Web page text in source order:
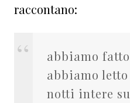
raccontano:
abbiamo fatto
abbiamo
notti intere